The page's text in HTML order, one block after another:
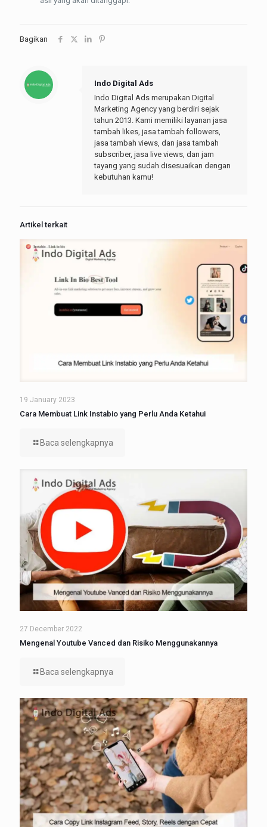
Bagikan
Indo Digital Ads
Indo Digital Ads merupakan Digital
Marketing Agency yang berdiri sejak
tahun 2013. Kami memiliki layanan jasa
tambah likes, jasa tambah followers,
jasa tambah views, dan jasa tambah
subscriber, jasa live views, dan jam
tayang yang sudah disesuaikan dengan
kebutuhan kamu!
Artikel terkait
19 January 2023
Cara Membuat Link Instabio yang Perlu Anda Ketahui
Baca selengkapnya
27 December 2022
Mengenal Youtube Vanced dan Risiko Menggunakannya
Baca selengkapnya